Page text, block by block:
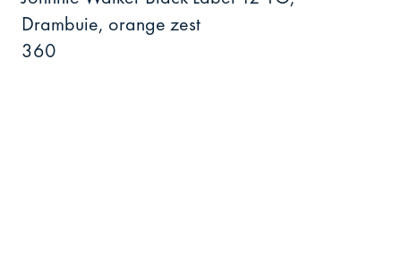
Drambuie, orange zest
360